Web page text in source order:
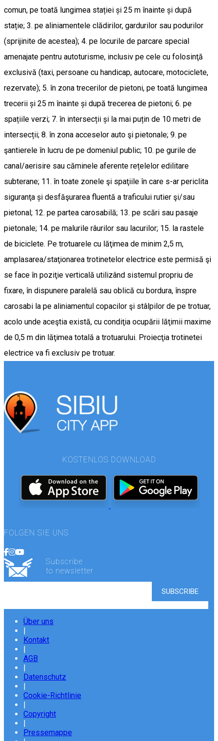
comun, pe toată lungimea stației și 25 m înainte și după
stație; 3. pe aliniamentele clădirilor, gardurilor sau podurilor
(sprijinite de acestea); 4. pe locurile de parcare special
amenajate pentru autoturisme, inclusiv pe cele cu folosinţă
exclusivă (taxi, persoane cu handicap, autocare, motociclete,
rezervate); 5. în zona trecerilor de pietoni, pe toată lungimea
trecerii și 25 m înainte și după trecerea de pietoni; 6. pe
spațiile verzi; 7. în intersecții și la mai puțin de 10 metri de
intersecții; 8. în zona acceselor auto şi pietonale; 9. pe
şantierele în lucru de pe domeniul public; 10. pe gurile de
canal/aerisire sau căminele aferente rețelelor edilitare
subterane; 11. în toate zonele şi spaţiile în care s-ar periclita
siguranţa și desfăşurarea fluentă a traficului rutier şi/sau
pietonal; 12. pe partea carosabilă; 13. pe scări sau pasaje
pietonale; 14. pe malurile râurilor sau lacurilor; 15. la rastele
de biciclete. Pe trotuarele cu lăţimea de minim 2,5 m,
amplasarea/staţionarea trotinetelor electrice este permisă şi
se face în poziţie verticală utilizând sistemul propriu de
fixare, în dispunere paralelă sau oblică cu bordura, înspre
carosabi la pe aliniamentul copacilor şi stâlpilor de pe trotuar,
acolo unde aceştia există, cu condiţia ocupării lăţimii maxime
de 0,5 m din lăţimea totală a trotuarului. Proiecţia trotinetei
electrice va fi exclusiv pe trotuar.
KOSTENLOS DOWNLOAD
FOLGEN SIE UNS
Subscribe
to newsletter
Über uns
Kontakt
AGB
Datenschutz
Cookie-Richtlinie
Copyright
Pressemappe